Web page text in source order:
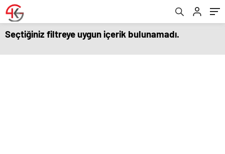
Seçtiğiniz filtreye uygun içerik bulunamadı.